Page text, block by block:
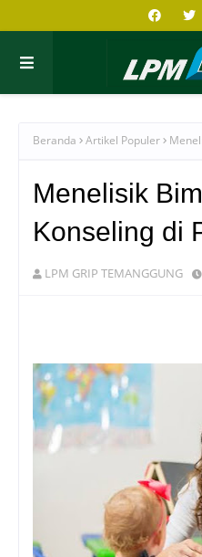
Beranda Artikel Populer
Menelisik
Konseling di
LPM GRIP TEMANGGUNG